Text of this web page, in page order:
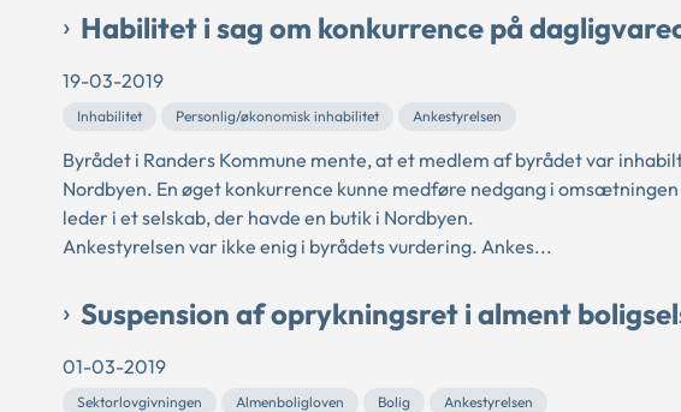
Habilitet i sag om konkurrence på
19-03-2019
Inhabilitet Personlig/økonomisk inhabilitet Ankestyrelsen
Byrådet i Randers Kommune mente, at et medlem af byrådet var
Nordbyen. En øget konkurrence kunne medføre nedgang i
leder i et selskab, der havde en butik i Nordbyen.
Ankestyrelsen var ikke enig i byrådets vurdering. Ankes...
Suspension af oprykningsret i alment
01-03-2019
Sektorlovgivningen Almenboligloven Bolig Ankestyrelsen